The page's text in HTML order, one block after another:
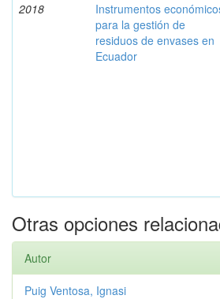
2018
Instrumentos
para la gestión de
residuos de envases en
Ecuador
Otras opciones
Autor
Puig Ventosa, Ignasi